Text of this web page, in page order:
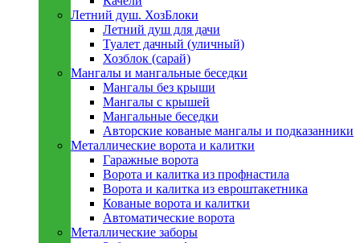
Летний душ. ХозБлоки
Летний душ для дачи
Туалет дачный (уличный)
Хозблок (сарай)
Мангалы и мангальные беседки
Мангалы без крыши
Мангалы с крышей
Мангальные беседки
Авторские кованые мангалы и подказанники
Металлическиe ворота и калитки
Гаражные ворота
Ворота и калитка из профнастила
Ворота и калитка из евроштакетника
Кованые ворота и калитки
Автоматические ворота
Металлическиe заборы